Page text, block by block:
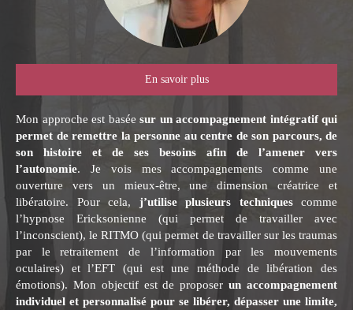
En savoir plus
Mon approche est basée sur un accompagnement intégratif qui
permet de remettre la personne au centre de son parcours, de
son histoire et de ses besoins afin de l’amener vers
l’autonomie. Je vois mes accompagnements comme une
ouverture vers un mieux-être, une dimension créatrice et
libératoire. Pour cela, j’utilise plusieurs techniquescomme
l’hypnose Ericksonienne (qui permet de travailler avec
l’inconscient), le RITMO (qui permet de travailler sur les traumas
par le retraitement de l’information par les mouvements
oculaires) et l’EFT (qui est une méthode de libération des
émotions). Mon objectif est de proposerun accompagnement
individuel et personnalisé pour se libérer, dépasser une limite,